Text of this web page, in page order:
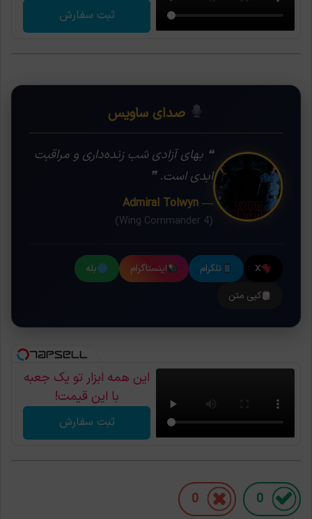
ثبت سفارش
صدای ساویس
❝ بهای آزادی شب زنده‌داری و مراقبت
ابدی است. ❞
— Admiral Tolwyn
(Wing Commander 4)
X تلگرام اینستاگرام
بله
کپی متن
این همه ابزار تو یک جعبه
با این قیمت!
ثبت سفارش
0
0